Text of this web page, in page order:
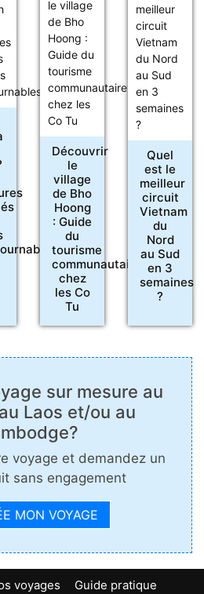
Découvrir
le
village
de Bho
Hoong
: Guide
du
tourisme
communautaire
chez
les Co
Tu
Quel
est le
meilleur
circuit
Vietnam
du
Nord
au Sud
en 3
semaines
?
sur mesure au
Laos et/ou au
voyage et demandez un
sans engagement
MON VOYAGE
voyages
Guide pratique